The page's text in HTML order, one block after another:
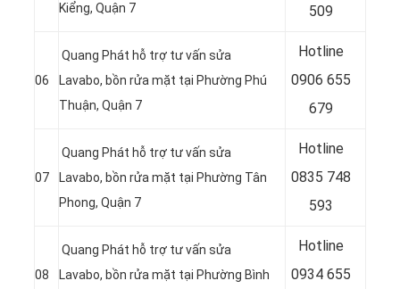
Kiểng, Quận 7
509
06
Quang Phát hỗ trợ tư vấn sửa
Lavabo, bồn rửa mặt tại Phường Phú
Thuận, Quận 7
Hotline
0906 655
679
07
Quang Phát hỗ trợ tư vấn sửa
Lavabo, bồn rửa mặt tại Phường Tân
Phong, Quận 7
Hotline
0835 748
593
08
Quang Phát hỗ trợ tư vấn sửa
Lavabo, bồn rửa mặt tại Phường Bình
Hotline
0934 655